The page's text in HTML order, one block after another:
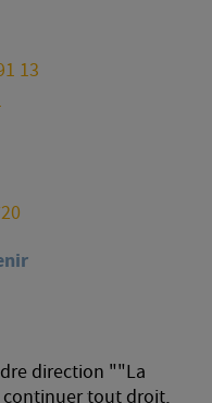
13
direction ""La